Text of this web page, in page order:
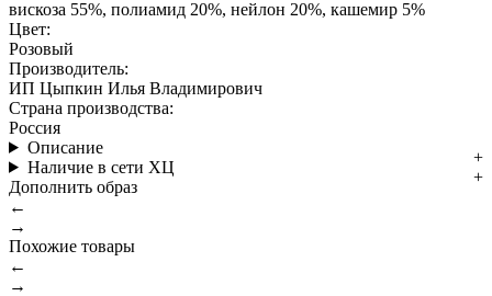
вискоза 55%, полиамид 20%, нейлон 20%, кашемир 5%
Цвет:
Розовый
Производитель:
ИП Цыпкин Илья Владимирович
Страна производства:
Россия
Описание
Наличие в сети ХЦ
Дополнить образ
←
→
Похожие товары
←
→